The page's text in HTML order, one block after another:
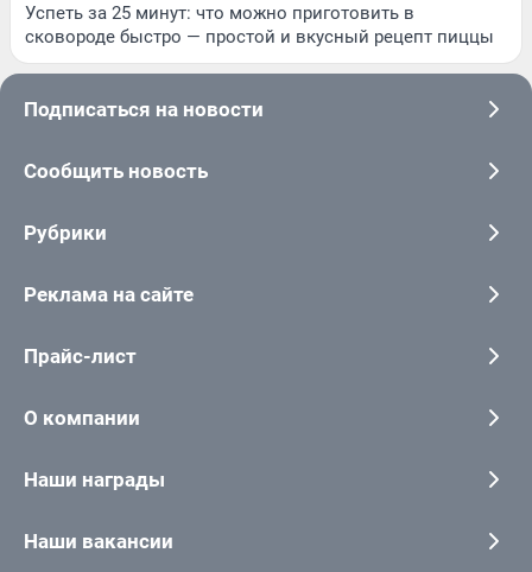
Успеть за 25 минут: что можно приготовить в
сковороде быстро — простой и вкусный рецепт пиццы
Подписаться на новости
Сообщить новость
Рубрики
Реклама на сайте
Прайс-лист
О компании
Наши награды
Наши вакансии